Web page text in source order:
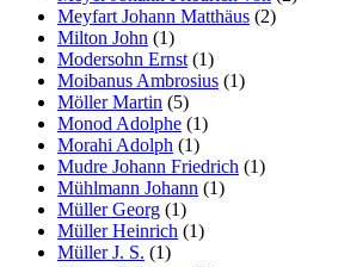
Meyfart Johann Matthäus (2)
Milton John (1)
Modersohn Ernst (1)
Moibanus Ambrosius (1)
Möller Martin (5)
Monod Adolphe (1)
Morahi Adolph (1)
Mudre Johann Friedrich (1)
Mühlmann Johann (1)
Müller Georg (1)
Müller Heinrich (1)
Müller J. S. (1)